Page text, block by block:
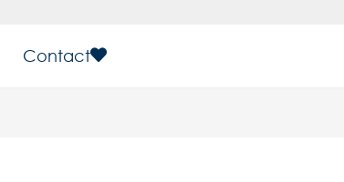
Contact